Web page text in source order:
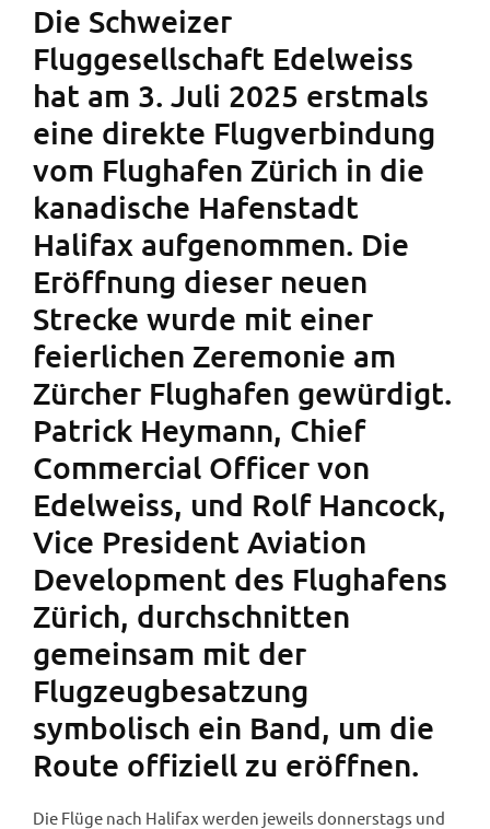
Die Schweizer
Fluggesellschaft Edelweiss
hat am 3. Juli 2025 erstmals
eine direkte Flugverbindung
vom Flughafen Zürich in die
kanadische Hafenstadt
Halifax aufgenommen. Die
Eröffnung dieser neuen
Strecke wurde mit einer
feierlichen Zeremonie am
Zürcher Flughafen gewürdigt.
Patrick Heymann, Chief
Commercial Officer von
Edelweiss, und Rolf Hancock,
Vice President Aviation
Development des Flughafens
Zürich, durchschnitten
gemeinsam mit der
Flugzeugbesatzung
symbolisch ein Band, um die
Route offiziell zu eröffnen.
Die Flüge nach Halifax werden jeweils donnerstags und